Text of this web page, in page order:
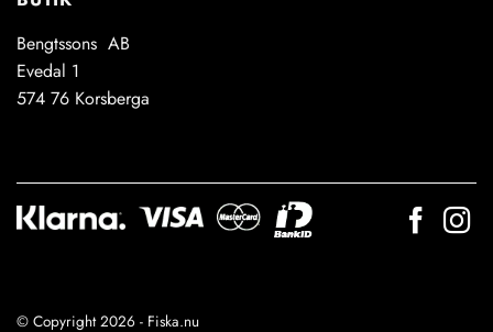
Bengtssons AB
Evedal 1
574 76 Korsberga
© Copyright 2026 - Fiska.nu